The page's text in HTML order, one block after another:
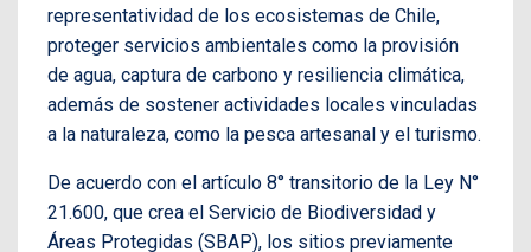
representatividad de los ecosistemas de Chile,
proteger servicios ambientales como la provisión
de agua, captura de carbono y resiliencia climática,
además de sostener actividades locales vinculadas
a la naturaleza, como la pesca artesanal y el turismo.
De acuerdo con el artículo 8° transitorio de la Ley N°
21.600, que crea el Servicio de Biodiversidad y
Áreas Protegidas (SBAP), los sitios previamente